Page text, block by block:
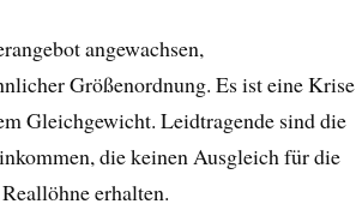
angewachsen,
Größenordnung. Es ist eine Krise
Gleichgewicht. Leidtragende sind die
die keinen Ausgleich für die
erhalten.